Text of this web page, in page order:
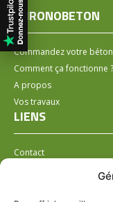
CHRONOBETON
Commandez votre béton
Comment ça fonctionne ?
A propos
Vos travaux
LIENS
Contact